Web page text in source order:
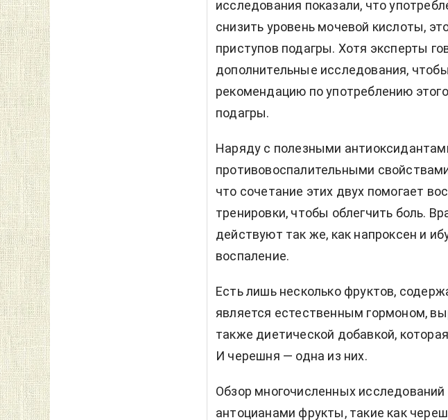
исследования показали, что
снизить уровень мочевой кислоты,
приступов подагры. Хотя эксперты
дополнительные исследования,
рекомендацию по употреблению
подагры.
Наряду с полезными
противовоспалительными
что сочетание этих двух помогает
тренировки, чтобы облегчить боль.
действуют так же, как напроксен и
воспаление.
Есть лишь несколько фруктов,
является естественным гормоном,
также диетической добавкой,
И черешня — одна из них.
Обзор многочисленных
антоцианами фрукты, такие как